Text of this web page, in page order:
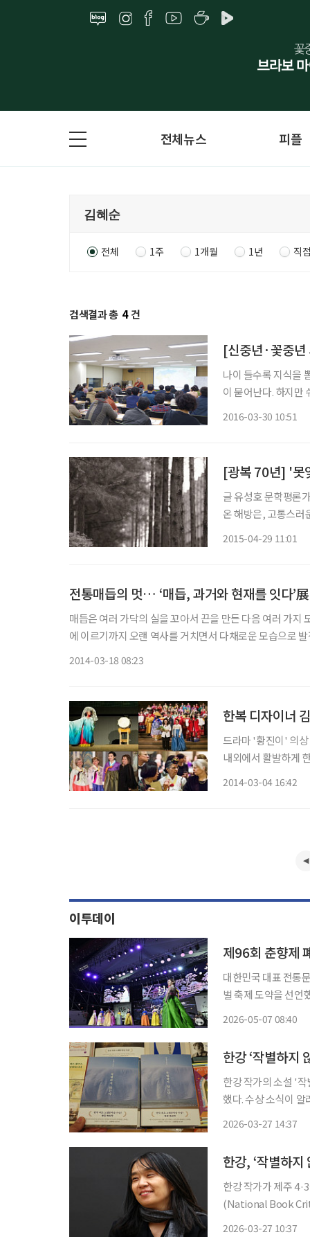
전체뉴스 피플
전체 1주 1개월 1년 직
검색결과 총 4 건
나이 들수록 지식을
이 묻어난다. 하지만
2016-03-30 10:51
[광복 70년] '못
글 유성호 문학평론가·한양대 교수 1945년 8월 15일,
온 해방은, 고통스러
2015-04-29 11:01
전통매듭의 멋… ‘매듭, 과거와 현재를 잇다’展
매듭은 여러 가닥의 실을 꼬아서 끈을 만든 다음 여러 가
에 이르기까지 오랜 역사를 거치면서 다채로운 모습으로
2014-03-18 08:23
한복 디자이너
드라마 '황진이' 의상
내외에서 활발하게
2014-03-04 16:42
이투데이
제96회 춘향제
대한민국 대표 전통
벌 축제 도약을 선언했다. 7일 남원시에 따르면 제96회 춘향제가 지난 6일 남
2026-05-07 08:40
한강 작가의 소설 '
했다. 수상 소식이
2026-03-27 14:37
한강, ‘작별하
한강 작가가 제주
(National Book Critics Circle
2026-03-27 10:37